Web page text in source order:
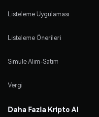
Listeleme Uygulaması
Listeleme Önerileri
Simüle Alım-Satım
Vergi
Daha Fazla Kripto Al